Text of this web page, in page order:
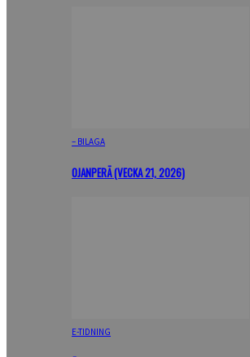
– BILAGA
OJANPERÄ (VECKA 21, 2026)
E-TIDNING